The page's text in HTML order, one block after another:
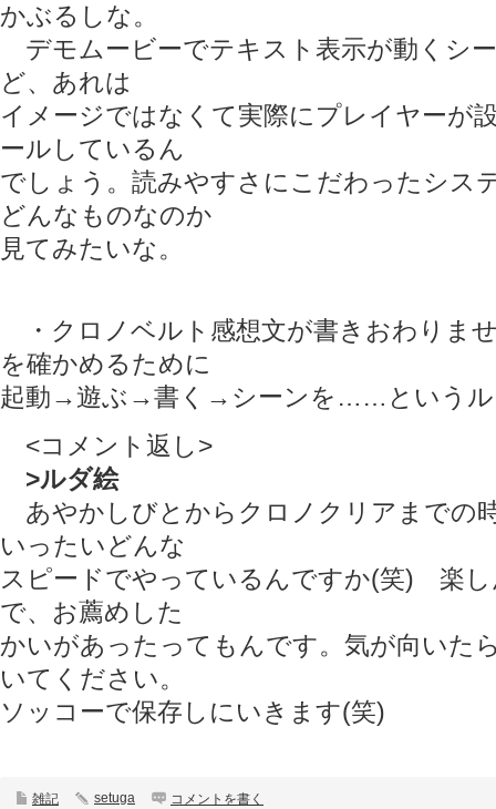
かぶるしな。
デモムービーでテキスト表示が動くシ
ど、あれは
イメージではなくて実際にプレイヤーが
ールしているん
でしょう。読みやすさにこだわったシス
どんなものなのか
見てみたいな。
・クロノベルト感想文が書きおわりま
を確かめるために
起動→遊ぶ→書く→シーンを……というル
<コメント返し>
>ルダ絵
あやかしびとからクロノクリアまで
いったいどんな
スピードでやっているんですか(笑) 楽
で、お薦めした
かいがあったってもんです。気が向いた
いてください。
ソッコーで保存しにいきます(笑)
雑記 setuga コメントを書く